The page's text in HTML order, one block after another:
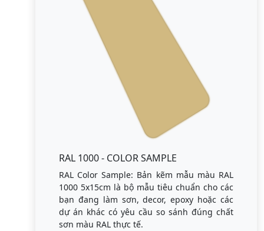
RAL 1000 - COLOR SAMPLE
RAL Color Sample: Bản kẽm mẫu màu RAL
1000 5x15cm là bộ mẫu tiêu chuẩn cho các
bạn đang làm sơn, decor, epoxy hoặc các
dự án khác có yêu cầu so sánh đúng chất
sơn màu RAL thực tế.